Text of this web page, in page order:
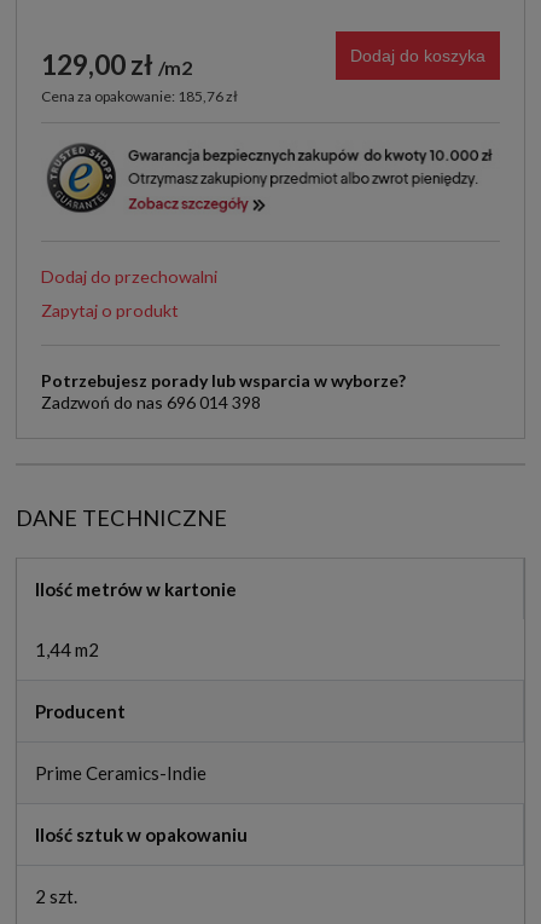
129,00 zł m2
Cena za opakowanie: 185,76 zł
Dodaj do koszyka
Dodaj do przechowalni
Zapytaj o produkt
Potrzebujesz porady lub wsparcia w wyborze?
Zadzwoń do nas 696 014 398
DANE TECHNICZNE
Ilość metrów w kartonie
1,44 m2
Producent
Prime Ceramics-Indie
Ilość sztuk w opakowaniu
2 szt.